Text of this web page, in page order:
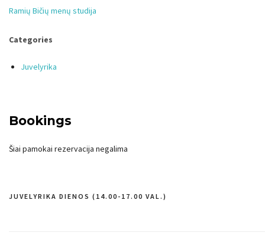
Ramių Bičių menų studija
Categories
Juvelyrika
Bookings
Šiai pamokai rezervacija negalima
Navigacija
JUVELYRIKA DIENOS (14.00-17.00 VAL.)